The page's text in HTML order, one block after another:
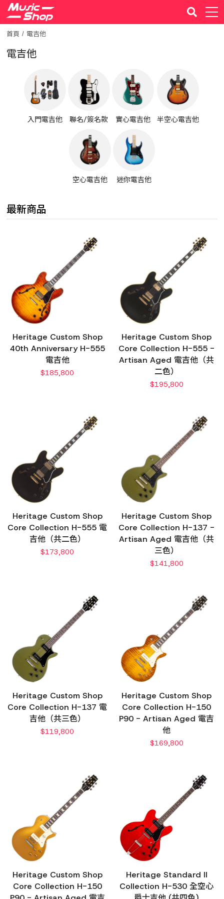
首頁 電吉他
電吉他
入門電吉他 聯名/簽名款 實心電吉他 半空心電吉他
空心電吉他 迷你電吉他
最新商品
Heritage Custom Shop
40th Anniversary H-555
電吉他
$185,800
Heritage Custom Shop
Core Collection H-555 -
Artisan Aged 電吉他（共
二色）
$195,800
Heritage Custom Shop
Core Collection H-555 電
吉他（共二色）
$173,800
Heritage Custom Shop
Core Collection H-137 -
Artisan Aged 電吉他（共
三色）
$141,800
Heritage Custom Shop
Core Collection H-137 電
吉他（共三色）
$119,800
Heritage Custom Shop
Core Collection H-150
P90 - Artisan Aged 電吉
他
$169,800
Heritage Custom Shop
Core Collection H-150
Heritage Standard II
Collection H-530 全空心